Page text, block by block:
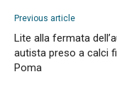
Previous article
Lite alla fermata
autista preso a calci
Poma